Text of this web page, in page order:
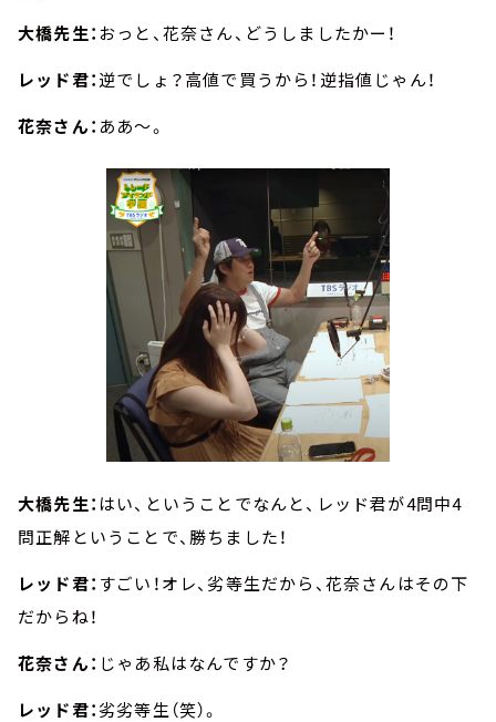
大橋先生： おっと、花奈さん、どうしましたかー！
レッド君：逆でしょ？高値で買うから！逆指値じゃん！
花奈さん： ああ～。
大橋先生： はい、ということでなんと、レッド君が4問中4
問正解ということで、勝ちました！
レッド君： すごい！オレ、劣等生だから、花奈さんはその下
だからね！
花奈さん： じゃあ私はなんですか？
レッド君：劣劣等生（笑）。